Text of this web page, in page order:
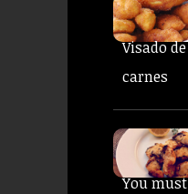
Visado de
carnes
You must